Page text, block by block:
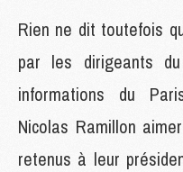
Rien ne dit toutefois
par les dirigeants
informations du
Nicolas Ramillon
retenus à leur